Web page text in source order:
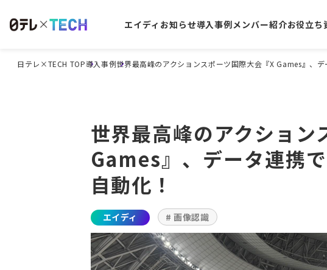
エイディ お知らせ導入事例メンバー紹介お役立ち
日テレ×TECH TOP導入事例世界最高峰のアクションスポーツ国際大会『X Games』、
世界最高峰のアクション
Games』、データ連携
自動化！
エイディ # 画像認識